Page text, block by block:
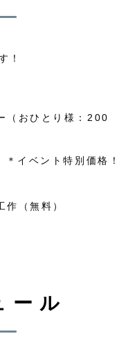
！
（おひとり様：200
イベント特別価格！
作（無料）
ール